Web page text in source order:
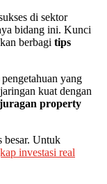
di sektor
bidang ini. Kunci
berbagi tips
yang
kuat dengan
juragan property
besar. Untuk
investasi real